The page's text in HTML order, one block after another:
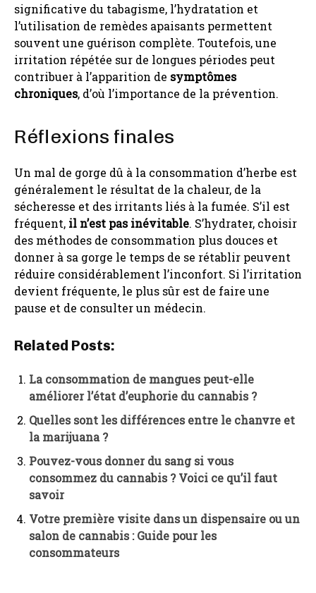
significative du tabagisme, l’hydratation et
l’utilisation de remèdes apaisants permettent
souvent une guérison complète. Toutefois, une
irritation répétée sur de longues périodes peut
contribuer à l’apparition de symptômes
chroniques, d’où l’importance de la prévention.
Réflexions finales
Un mal de gorge dû à la consommation d’herbe est
généralement le résultat de la chaleur, de la
sécheresse et des irritants liés à la fumée. S’il est
fréquent, il n’est pas inévitable. S’hydrater, choisir
des méthodes de consommation plus douces et
donner à sa gorge le temps de se rétablir peuvent
réduire considérablement l’inconfort. Si l’irritation
devient fréquente, le plus sûr est de faire une
pause et de consulter un médecin.
Related Posts:
La consommation de mangues peut-elle
améliorer l’état d’euphorie du cannabis ?
Quelles sont les différences entre le chanvre et
la marijuana ?
Pouvez-vous donner du sang si vous
consommez du cannabis ? Voici ce qu’il faut
savoir
Votre première visite dans un dispensaire ou un
salon de cannabis : Guide pour les
consommateurs